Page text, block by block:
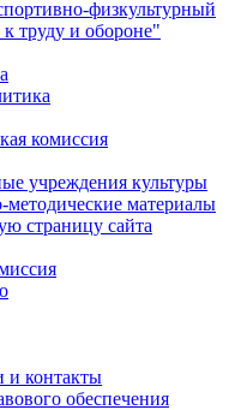
физкультурный
труду и обороне"
комиссия
учреждения культуры
материалы
страницу сайта
и контакты
обеспечения